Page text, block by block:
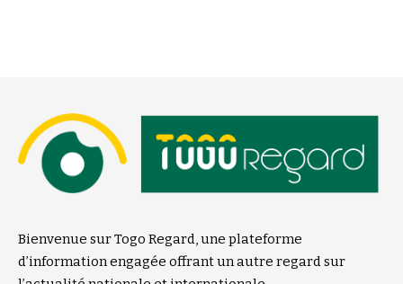
Bienvenue sur Togo Regard, une plateforme
d’information engagée offrant un autre regard sur